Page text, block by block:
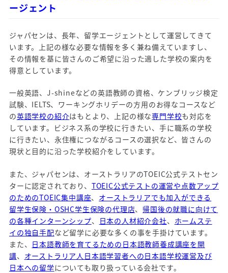
ージェント
ジャパセンは、長年、留学エージェントとして運営してきて
います。上記の様な必要な情報を多く兼ね備えていますし、
その情報を基に皆さんのご希望に沿った適した学校の案内を
得意としています。
一般英語、J-shineなどの英語教師の資格、ケンブリッジ検定
試験、IELTS、ワーキングホリデーの方用のお得なコースなど
の英語学校の紹介はもとより、上記の様な専門学校も対応を
しています。ビジネス系の学校に行きたい、手に職系の学校
に行きたい、永住権につながるコースの選択など、皆さんの
現状と目的に沿った学校紹介をしています。
また、ジャパセンは、オーストラリアのTOEIC公式テストセン
ターに認定されており、 TOEIC公式テストの運営や点数アップ
のためのTOEIC集中講座、 オーストラリアでも加入ができる
留学生保険・OSHC学生保険の代理店、 帰国後の就職に向けて
の各種インターンシップ、 日本の人材紹介会社、 ホームステ
イの独自手配など留学に必要な多くの事を手掛けています。
また、 日本語教師を育てるための日本語教師養成講座を開
講、 オーストラリア人日本語学習者への日本語学校運営及び
日本への留学についても取り扱っている会社です。